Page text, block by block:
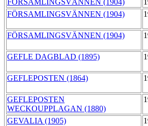
FÖRSAMLINGSVÄNNEN (1904)
FÖRSAMLINGSVÄNNEN (1904)
FÖRSAMLINGSVÄNNEN (1904)
GEFLE DAGBLAD (1895)
GEFLEPOSTEN (1864)
GEFLEPOSTEN
WECKOUPPLAGAN (1880)
GEVALIA (1905)